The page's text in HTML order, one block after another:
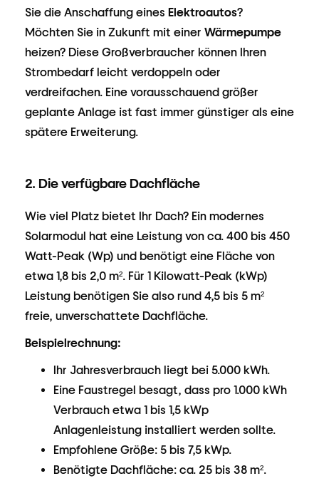
Sie die Anschaffung eines Elektroautos?
Möchten Sie in Zukunft mit einer Wärmepumpe
heizen? Diese Großverbraucher können Ihren
Strombedarf leicht verdoppeln oder
verdreifachen. Eine vorausschauend größer
geplante Anlage ist fast immer günstiger als eine
spätere Erweiterung.
2. Die verfügbare Dachfläche
Wie viel Platz bietet Ihr Dach? Ein modernes
Solarmodul hat eine Leistung von ca. 400 bis 450
Watt-Peak (Wp) und benötigt eine Fläche von
etwa 1,8 bis 2,0 m². Für 1 Kilowatt-Peak (kWp)
Leistung benötigen Sie also rund 4,5 bis 5 m²
freie, unverschattete Dachfläche.
Beispielrechnung:
Ihr Jahresverbrauch liegt bei 5.000 kWh.
Eine Faustregel besagt, dass pro 1.000 kWh
Verbrauch etwa 1 bis 1,5 kWp
Anlagenleistung installiert werden sollte.
Empfohlene Größe: 5 bis 7,5 kWp.
Benötigte Dachfläche: ca. 25 bis 38 m².